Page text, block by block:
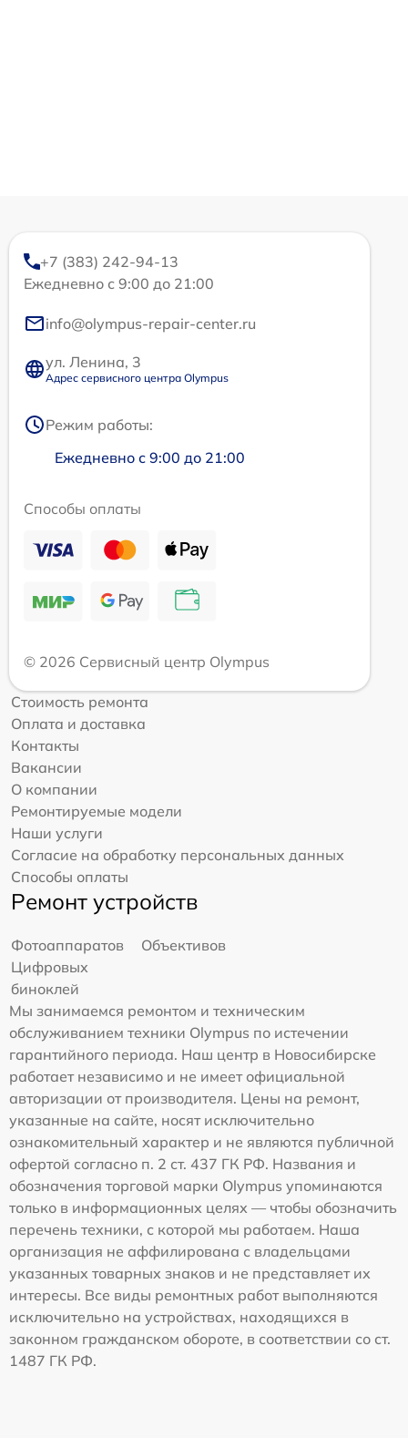
+7 (383) 242-94-13
Ежедневно с 9:00 до 21:00
info@olympus-repair-center.ru
ул. Ленина, 3
Адрес сервисного центра Olympus
Режим работы:
Ежедневно с 9:00 до 21:00
Способы оплаты
© 2026 Сервисный центр Olympus
Стоимость ремонта
Оплата и доставка
Контакты
Вакансии
О компании
Ремонтируемые модели
Наши услуги
Согласие на обработку персональных данных
Способы оплаты
Ремонт устройств
Фотоаппаратов
Объективов
Цифровых
биноклей
Мы занимаемся ремонтом и техническим
обслуживанием техники Olympus по истечении
гарантийного периода. Наш центр в Новосибирске
работает независимо и не имеет официальной
авторизации от производителя. Цены на ремонт,
указанные на сайте, носят исключительно
ознакомительный характер и не являются публичной
офертой согласно п. 2 ст. 437 ГК РФ. Названия и
обозначения торговой марки Olympus упоминаются
только в информационных целях — чтобы обозначить
перечень техники, с которой мы работаем. Наша
организация не аффилирована с владельцами
указанных товарных знаков и не представляет их
интересы. Все виды ремонтных работ выполняются
исключительно на устройствах, находящихся в
законном гражданском обороте, в соответствии со ст.
1487 ГК РФ.